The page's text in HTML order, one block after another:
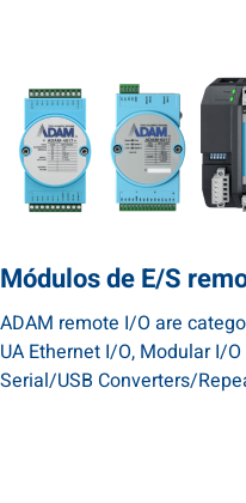
Módulos de E/S
ADAM remote I/O are
UA Ethernet I/O, Modular I/
Serial/USB Converters/